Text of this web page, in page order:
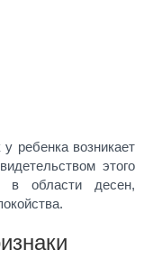
ребенка возникает
этого
в области десен,